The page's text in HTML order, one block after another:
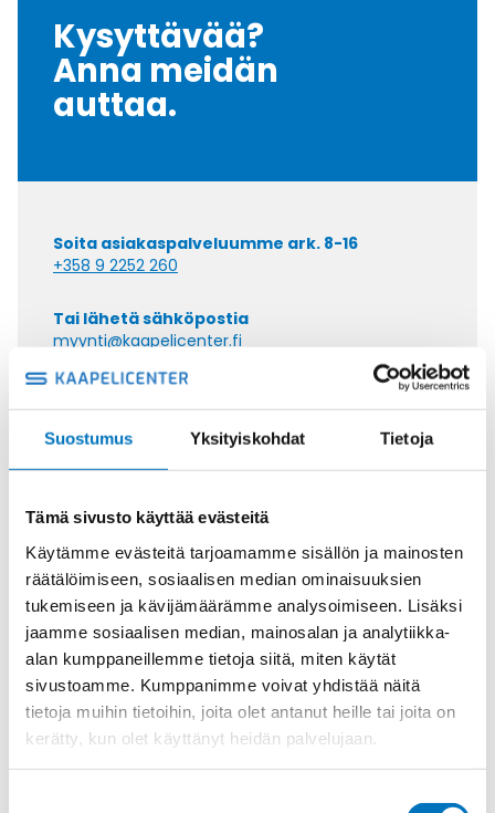
Suostumus Yksityiskohdat Tietoja
Tämä sivusto käyttää evästeitä
Käytämme evästeitä tarjoamamme sisällön ja mainosten
räätälöimiseen, sosiaalisen median ominaisuuksien
tukemiseen ja kävijämäärämme analysoimiseen. Lisäksi
jaamme sosiaalisen median, mainosalan ja analytiikka-
alan kumppaneillemme tietoja siitä, miten käytät
sivustoamme. Kumppanimme voivat yhdistää näitä
tietoja muihin tietoihin, joita olet antanut heille tai joita on
kerätty, kun olet käyttänyt heidän palvelujaan.
Kysyttävää?
Anna meidän
auttaa.
Soita asiakaspalveluumme ark. 8-16
+358 9 2252 260
Tai lähetä sähköpostia
myynti@kaapelicenter.fi
Saman kaapelin eri versiot
Ohjauskaapeli ÖPVC-JZ 4G6
Ohjauskaapeli ÖPVC-JZ 5G6